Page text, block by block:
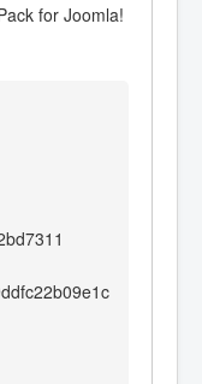
for Joomla!